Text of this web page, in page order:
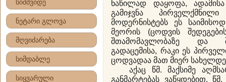
სიმშვიდე
ნეტარი გლოვა
მღვიძარება
სიმდაბლე
სიყვარული
ნაწილად დაყოფა,
გამიჯვნა
მოდერნისტებს ეს
მეორის (ცოდვის
შთამომავლობაზე და
გადაცემისა, რაკი ეს
ცოდვადაა მათ მიერ
აქაც წმ. მაქსიმე
განმარტებას ვაწყდებით.